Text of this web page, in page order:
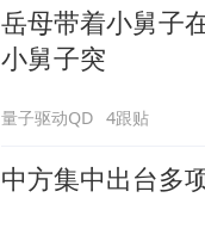
岳母带着小舅子
小舅子突
量子驱动QD 4跟贴
中方集中出台多